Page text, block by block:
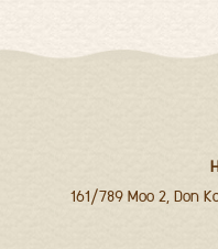
161/789 Moo 2, Don